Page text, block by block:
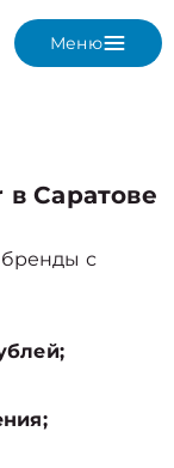
Меню
Саратове
бренды с